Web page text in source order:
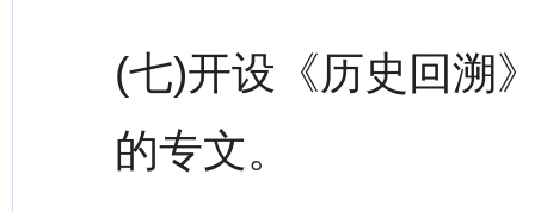
(七)开设《历史回溯
的专文。